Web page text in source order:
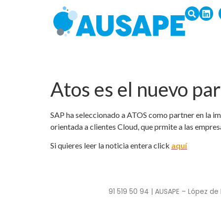
Atos es el nuevo
SAP ha seleccionado a ATOS como partner en la
orientada a clientes Cloud, que prmite a las
Si quieres leer la noticia entera click aquí
91 519 50 94 | AUSAPE – López